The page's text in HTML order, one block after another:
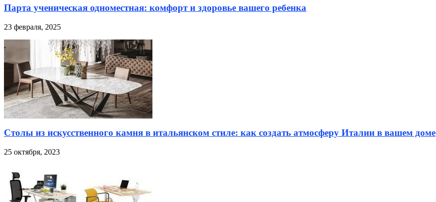
Парта ученическая одноместная: комфорт и здоровье вашего ребенка
23 февраля, 2025
Столы из искусственного камня в итальянском стиле: как создать атмосферу Италии в вашем доме
25 октября, 2023